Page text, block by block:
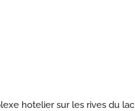
hotelier sur les rives du lac